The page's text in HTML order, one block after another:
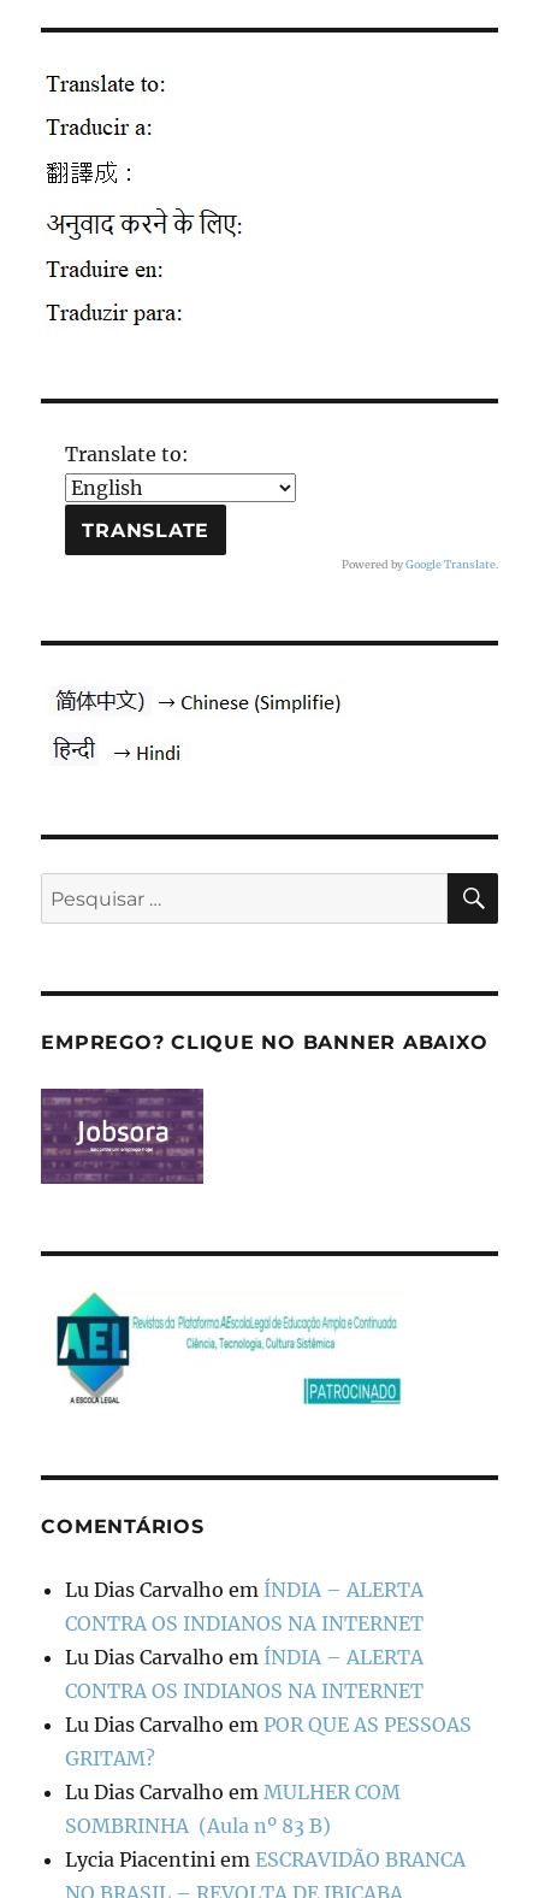
Translate to:
Powered byGoogle Translate.
Pesquisar
por:
EMPREGO? CLIQUE NO BANNER ABAIXO
COMENTÁRIOS
Lu Dias Carvalho em ÍNDIA – ALERTA
CONTRA OS INDIANOS NA INTERNET
Lu Dias Carvalho em ÍNDIA – ALERTA
CONTRA OS INDIANOS NA INTERNET
Lu Dias Carvalho emPOR QUE AS PESSOAS
GRITAM?
Lu Dias Carvalho emMULHER COM
SOMBRINHA (Aula nº 83 B)
Lycia Piacentini emESCRAVIDÃO BRANCA